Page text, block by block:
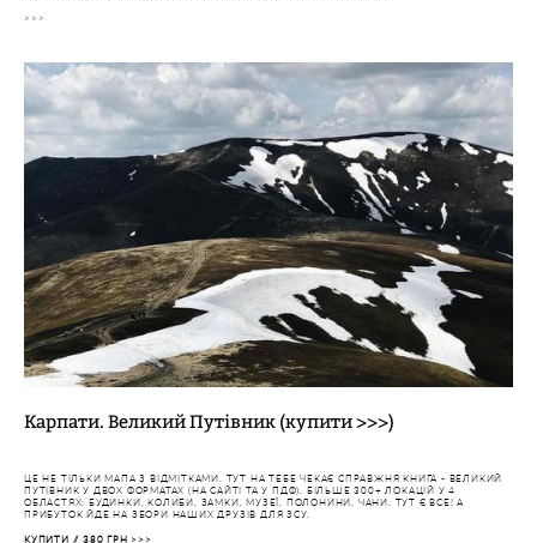
>>>
Карпати. Великий Путівник (купити >>>)
ЦЕ НЕ ТІЛЬКИ МАПА З ВІДМІТКАМИ. ТУТ НА ТЕБЕ ЧЕКАЄ СПРАВЖНЯ КНИГА - ВЕЛИКИЙ
ПУТІВНИКУ ДВОХ ФОРМАТАХ (НА САЙТІ ТА У ПДФ). БІЛЬШЕ 300+ ЛОКАЦІЙ У 4
ОБЛАСТЯХ: БУДИНКИ, КОЛИБИ, ЗАМКИ, МУЗЕЇ, ПОЛОНИНИ, ЧАНИ. ТУТ Є ВСЕ! А
ПРИБУТОК ЙДЕ НА ЗБОРИ НАШИХ ДРУЗІВ ДЛЯ ЗСУ.
КУПИТИ // 380 ГРН >>>